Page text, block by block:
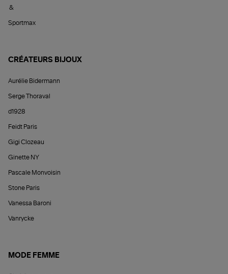
&
Sportmax
CRÉATEURS BIJOUX
Aurélie Bidermann
Serge Thoraval
d1928
Feidt Paris
Gigi Clozeau
Ginette NY
Pascale Monvoisin
Stone Paris
Vanessa Baroni
Vanrycke
MODE FEMME